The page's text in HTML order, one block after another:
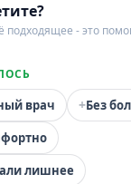
подходящее - это
врач +Без
лишнее